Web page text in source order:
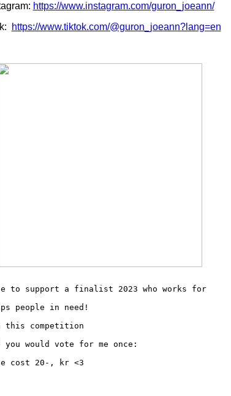
https://www.instagram.com/guron_joeann/
https://www.tiktok.com/@guron_joeann?lang=en
to support a finalist 2023 who works for
people in need!
this competition
would vote for me once:
cost 20-, kr <3